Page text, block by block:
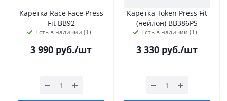
Каретка Race Face Press
Fit BB92
Есть в наличии (1)
3 990 руб./шт
Каретка Token Press Fit
(нейлон) BB386PS
Есть в наличии (1)
3 330 руб./шт